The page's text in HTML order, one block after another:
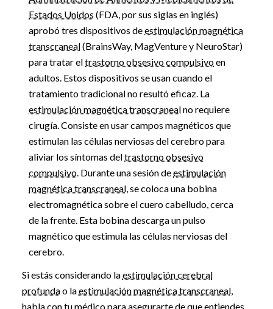
Estados Unidos (FDA, por sus siglas en inglés)
aprobó tres dispositivos deestimulación magnética
transcraneal(BrainsWay, MagVenture y NeuroStar)
para tratar eltrastorno obsesivo compulsivoen
adultos. Estos dispositivos se usan cuando el
tratamiento tradicional no resultó eficaz. La
estimulación magnética transcranealno requiere
cirugía. Consiste en usar campos magnéticos que
estimulan las células nerviosas del cerebro para
aliviar los síntomas deltrastorno obsesivo
compulsivo. Durante una sesión deestimulación
magnética transcraneal,se coloca una bobina
electromagnética sobre el cuero cabelludo, cerca
de la frente. Esta bobina descarga un pulso
magnético que estimula las células nerviosas del
cerebro.
Si estás considerando laestimulación cerebral
profundao laestimulación magnética transcraneal,
habla con tu médico para asegurarte de que entiendes